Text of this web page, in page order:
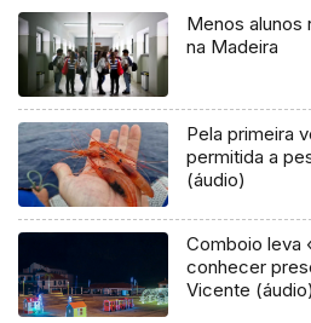
Menos alunos
na Madeira
Pela primeira
permitida a
(áudio)
Comboio leva
conhecer
Vicente (áudio)